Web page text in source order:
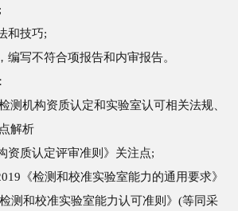
技巧;
写不符合项报告和内审报告。
机构资质认定和实验室认可相关法规、
解析
质认定评审准则》关注点;
《检测和校准实验室能力的通用要求》
测和校准实验室能力认可准则》(等同采